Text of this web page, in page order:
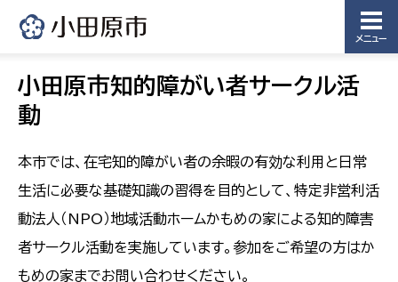
メニュー
小田原市知的障がい者サークル活
動
本市では、在宅知的障がい者の余暇の有効な利用と日常
生活に必要な基礎知識の習得を目的として、特定非営利活
動法人（NPO）地域活動ホームかもめの家による知的障害
者サークル活動を実施しています。参加をご希望の方はか
もめの家までお問い合わせください。